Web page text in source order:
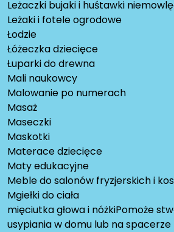
Leżaczki bujaki i huśtawki
Leżaki i fotele ogrodowe
Łodzie
Łóżeczka dziecięce
Łuparki do drewna
Mali naukowcy
Malowanie po numerach
Masaż
Maseczki
Maskotki
Materace dziecięce
Maty edukacyjne
Meble do salonów fryzjerskich i
Mgiełki do ciała
mięciutka głowa i nóżkiPomoże
usypiania w domu lub na spacerze